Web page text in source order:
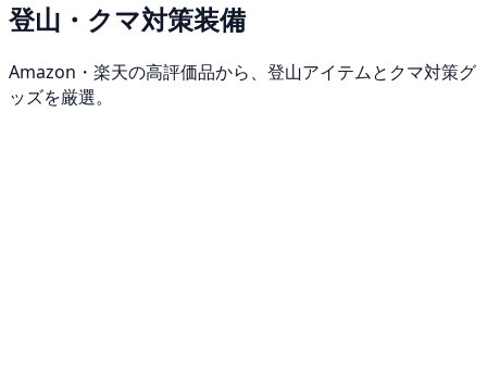
登山・クマ対策装備
Amazon・楽天の高評価品から、登山アイテムとクマ対策グ
ッズを厳選。